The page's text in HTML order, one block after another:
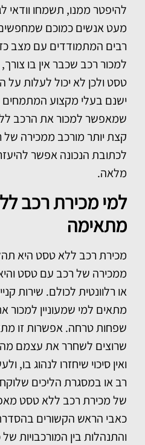
להיפטר ממנו, תשמחו וודאי
מעט אנשים כמוכם
רבים המתמודדים עם מצב
למכור רכב שכבר אין בו
טסט ולכן לא יכול לעלות
ישנם בעלי מקצוע
שמאפשר למכור את הרכב
קצת יותר מורכב ממכירה של
לכתובת הנכונה אפשר
מלאה.
למי מכירת רכב
מתאימה
מכירת רכב ללא טסט היא
ממכירה של רכב עם טסט
או רלוונטית לכולם. שירות
מתאים למי שמעוניין
שפחות טרחה. אפשרות זו
שרוצים לשחרר את עצמם
ואין סיכוי שיחזרו לנהוג
רב או במסגרת הליכים
של מכירת רכב ללא טסט
כאבי הראש הקשורים
והתנהלות בין המורכבויות